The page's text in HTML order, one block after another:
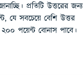
প্রতিটি উত্তরের জন্য
যে সবচেয়ে বেশি উত্তর
পয়েন্ট বোনাস পাবে।